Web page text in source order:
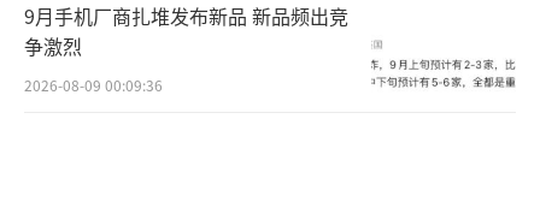
9月手机厂商扎堆发布新品 新品频出竞
争激烈
2026-08-09 00:09:36